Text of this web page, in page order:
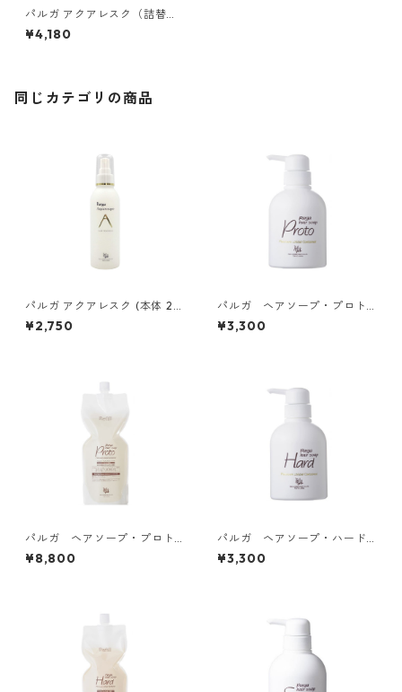
パルガ アクアレスク（詰替用
500mL）
¥4,180
同じカテゴリの商品
パルガ アクアレスク (本体 20
0mL)
¥2,750
パルガ ヘアソープ・プロト
（本体 250mL）
¥3,300
パルガ ヘアソープ・プロト
（詰替用 1,000mL）
¥8,800
パルガ ヘアソープ・ハード
（本体 250mL)
¥3,300